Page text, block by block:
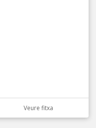
Veure fitxa